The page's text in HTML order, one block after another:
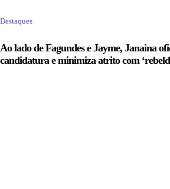
Destaques
Ao lado de Fagundes e Jayme, Janaina
candidatura e minimiza atrito com